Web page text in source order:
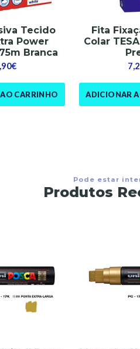
Tecido
Power
Branca
CARRINHO
Fita
Colar
ADICIONAR
Pode estar
Produtos